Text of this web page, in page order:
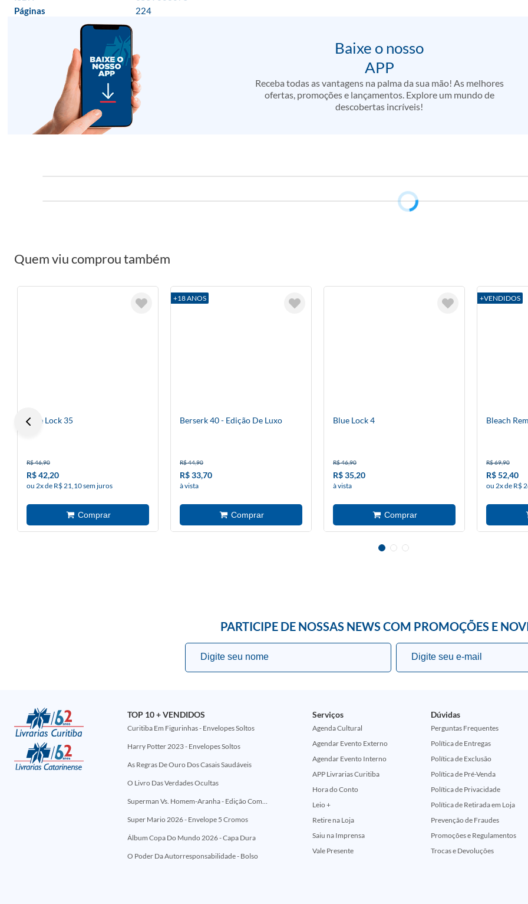
Páginas
224
Baixe o nosso
APP
Receba todas as vantagens na palma da sua mão! As melhores
ofertas, promoções e lançamentos. Explore um mundo de
descobertas incríveis!
Quem viu comprou também
Blue Lock 35
R$ 46,90
R$ 42,20
ou 2x de R$ 21,10 sem juros
+18 ANOS
Berserk 40 - Edição De Luxo
R$ 44,90
R$ 33,70
à vista
Blue Lock 4
R$ 46,90
R$ 35,20
à vista
+VENDIDOS
Bleach
R$ 69,90
R$ 52,40
ou 2x de R$
PARTICIPE DE NOSSAS NEWS COM PROMOÇÕES E
TOP 10 + VENDIDOS
Curitiba Em Figurinhas - Envelopes Soltos
Harry Potter 2023 - Envelopes Soltos
As Regras De Ouro Dos Casais Saudáveis
O Livro Das Verdades Ocultas
Superman Vs. Homem-Aranha - Edição Comemorativa 50 Anos (Encontros Clássicos Dc E Marvel)
Super Mario 2026 - Envelope 5 Cromos
Álbum Copa Do Mundo 2026 - Capa Dura
O Poder Da Autorresponsabilidade - Bolso
Serviços
Agenda Cultural
Agendar Evento Externo
Agendar Evento Interno
APP Livrarias Curitiba
Hora do Conto
Leio +
Retire na Loja
Saiu na Imprensa
Vale Presente
Dúvidas
Perguntas Frequentes
Política de Entregas
Política de Exclusão
Política de Pré-Venda
Política de Privacidade
Política de Retirada em Loja
Prevenção de Fraudes
Promoções e Regulamentos
Trocas e Devoluções